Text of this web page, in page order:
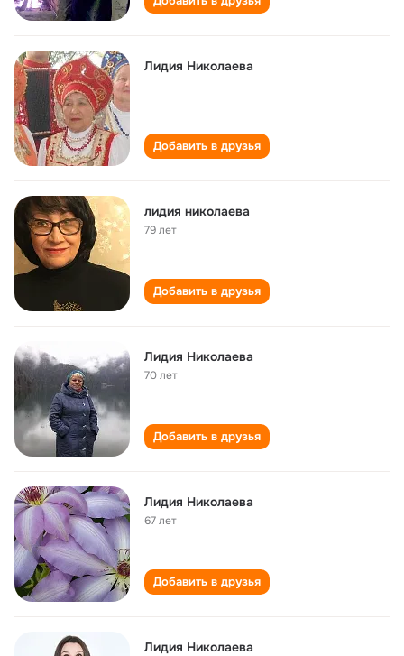
Лидия Николаева
Добавить в друзья
лидия николаева
79 лет
Добавить в друзья
Лидия Николаева
70 лет
Добавить в друзья
Лидия Николаева
67 лет
Добавить в друзья
Лидия Николаева